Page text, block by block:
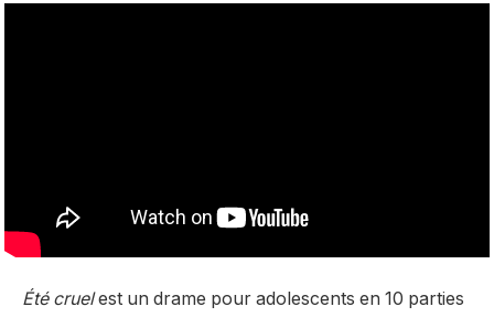
Été cruelest un drame pour adolescents en 10 parties